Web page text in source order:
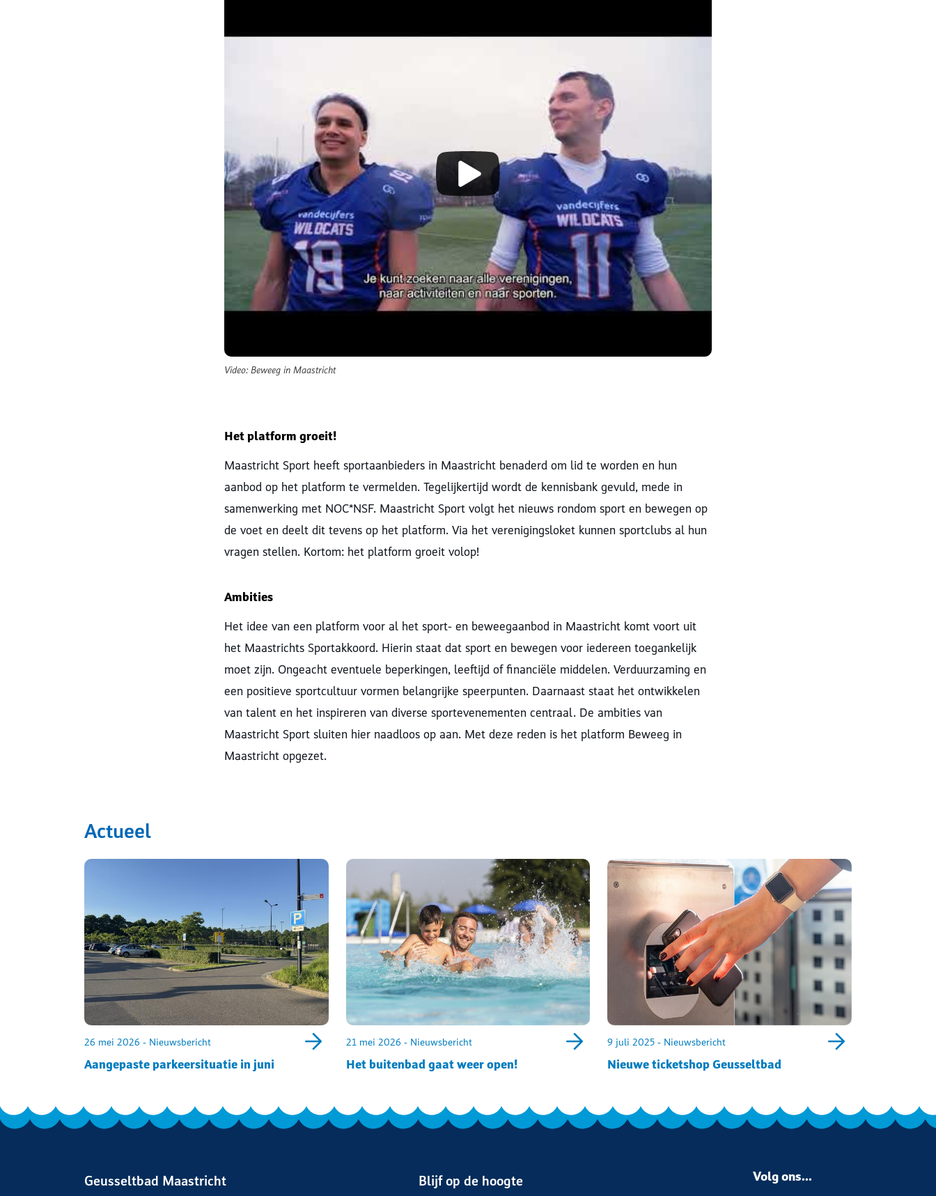
Video: Beweeg in Maastricht
Het platform groeit!
Maastricht Sport heeft sportaanbieders in Maastricht benaderd om lid te worden en hun
aanbod op het platform te vermelden. Tegelijkertijd wordt de kennisbank gevuld, mede in
samenwerking met NOC*NSF. Maastricht Sport volgt het nieuws rondom sport en bewegen op
de voet en deelt dit tevens op het platform. Via het verenigingsloket kunnen sportclubs al hun
vragen stellen. Kortom: het platform groeit volop!
Ambities
Het idee van een platform voor al het sport- en beweegaanbod in Maastricht komt voort uit
het Maastrichts Sportakkoord. Hierin staat dat sport en bewegen voor iedereen toegankelijk
moet zijn. Ongeacht eventuele beperkingen, leeftijd of financiële middelen. Verduurzaming en
een positieve sportcultuur vormen belangrijke speerpunten. Daarnaast staat het ontwikkelen
van talent en het inspireren van diverse sportevenementen centraal. De ambities van
Maastricht Sport sluiten hier naadloos op aan. Met deze reden is het platform Beweeg in
Maastricht opgezet.
Actueel
Aangepaste parkeersituatie in juni
26 mei 2026 - Nieuwsbericht
Het buitenbad gaat weer open!
21 mei 2026 - Nieuwsbericht
Nieuwe ticketshop Geusseltbad
9 juli 2025 - Nieuwsbericht
Geusseltbad Maastricht Blijf op de hoogte Volg ons...